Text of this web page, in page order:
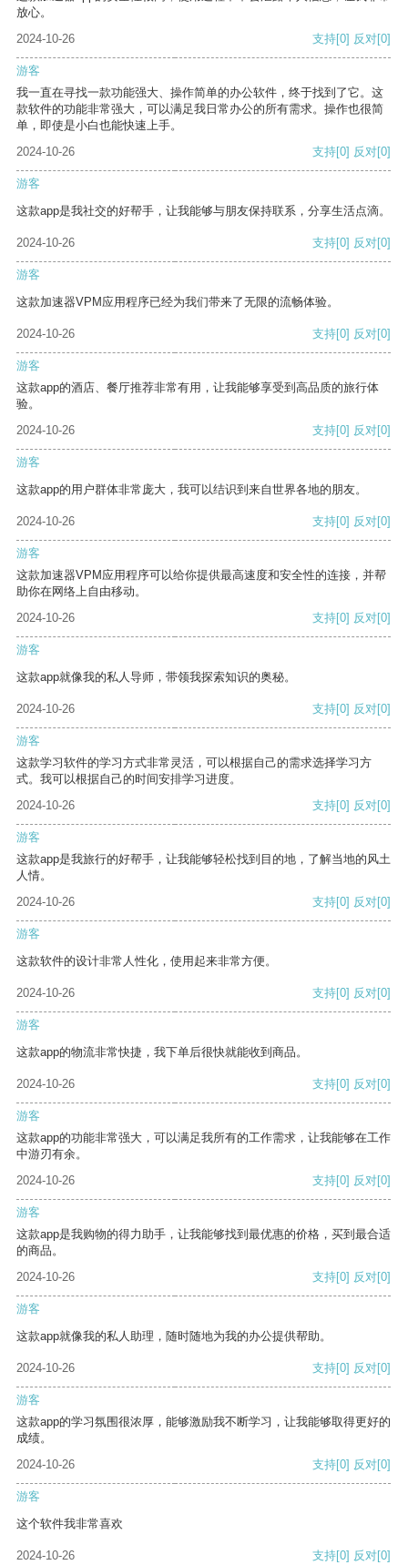
放心。
2024-10-26
支持[0] 反对[0]
游客
我一直在寻找一款功能强大、操作简单的办公软件，终于找到了它。这
款软件的功能非常强大，可以满足我日常办公的所有需求。操作也很简
单，即使是小白也能快速上手。
2024-10-26
支持[0] 反对[0]
游客
这款app是我社交的好帮手，让我能够与朋友保持联系，分享生活点滴。
2024-10-26 支持[0] 反对[0]
游客
这款加速器VPM应用程序已经为我们带来了无限的流畅体验。
2024-10-26 支持[0] 反对[0]
游客
这款app的酒店、餐厅推荐非常有用，让我能够享受到高品质的旅行体
验。
2024-10-26
支持[0] 反对[0]
游客
这款app的用户群体非常庞大，我可以结识到来自世界各地的朋友。
2024-10-26 支持[0] 反对[0]
游客
这款加速器VPM应用程序可以给你提供最高速度和安全性的连接，并帮
助你在网络上自由移动。
2024-10-26
支持[0] 反对[0]
游客
这款app就像我的私人导师，带领我探索知识的奥秘。
2024-10-26 支持[0] 反对[0]
游客
这款学习软件的学习方式非常灵活，可以根据自己的需求选择学习方
式。我可以根据自己的时间安排学习进度。
2024-10-26
支持[0] 反对[0]
游客
这款app是我旅行的好帮手，让我能够轻松找到目的地，了解当地的风土
人情。
2024-10-26
支持[0] 反对[0]
游客
这款软件的设计非常人性化，使用起来非常方便。
2024-10-26 支持[0] 反对[0]
游客
这款app的物流非常快捷，我下单后很快就能收到商品。
2024-10-26 支持[0] 反对[0]
游客
这款app的功能非常强大，可以满足我所有的工作需求，让我能够在工作
中游刃有余。
2024-10-26
支持[0] 反对[0]
游客
这款app是我购物的得力助手，让我能够找到最优惠的价格，买到最合适
的商品。
2024-10-26
支持[0] 反对[0]
游客
这款app就像我的私人助理，随时随地为我的办公提供帮助。
2024-10-26 支持[0] 反对[0]
游客
这款app的学习氛围很浓厚，能够激励我不断学习，让我能够取得更好的
成绩。
2024-10-26
支持[0] 反对[0]
游客
这个软件我非常喜欢
2024-10-26 支持[0] 反对[0]